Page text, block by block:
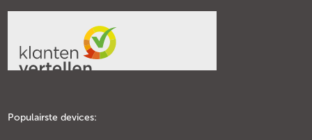
Populairste devices: